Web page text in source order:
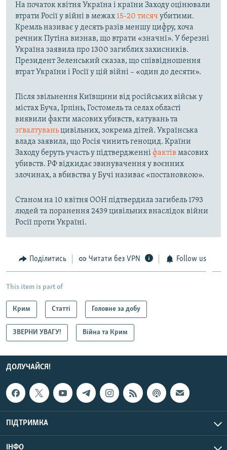
На початок квітня Україна і країни Заходу оцінювали
втрати Росії у війні в межах 15-20 тисяч убитими.
Кремль називає у десять разів меншу цифру, хоча
речник Путіна визнав, що втрати «значні». У березні
Україна заявила про 1300 загиблих захисників.
Президент Зеленський сказав, що співвідношення
втрат України і Росії у цій війні – «один до десяти».
Після звільнення Київщини від російських військ у
містах Буча, Ірпінь, Гостомель та селах області
виявили факти масових убивств, катувань та
зґвалтуваньцивільних, зокрема дітей. Українська
влада заявила, що Росія чинить геноцид. Країни
Заходу беруть участь у підтвердженні фактів масових
убивств. РФ відкидає звинувачення у воєнних
злочинах, а вбивства у Бучі називає «постановкою».
Станом на 10 квітня ООН підтвердила загибель 1793
людей та поранення 2439 цивільних внаслідок війни
Росії проти Україні.
Поділитись Читати без VPN Follow us
This item is part of
Крим Статті Головне за добу
ЗВЕРНИ УВАГУ! Війна та Крим
ДОЛУЧАЙСЯ!
ПІДТРИМКА
ІНФО